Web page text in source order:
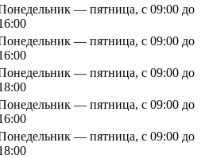
— пятница, с 09:00 до
— пятница, с 09:00 до
— пятница, с 09:00 до
— пятница, с 09:00 до
— пятница, с 09:00 до